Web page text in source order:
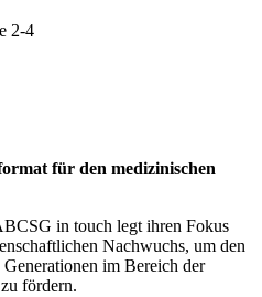
2-4
für den medizinischen
in touch legt ihren Fokus
Nachwuchs, um den
Generationen im Bereich der
fördern.